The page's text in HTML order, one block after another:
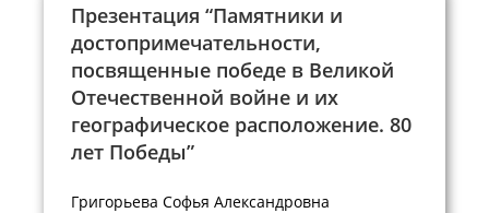
Презентация “Памятники и
достопримечательности,
посвященные победе в Великой
Отечественной войне и их
географическое расположение. 80
лет Победы”
Григорьева Софья Александровна